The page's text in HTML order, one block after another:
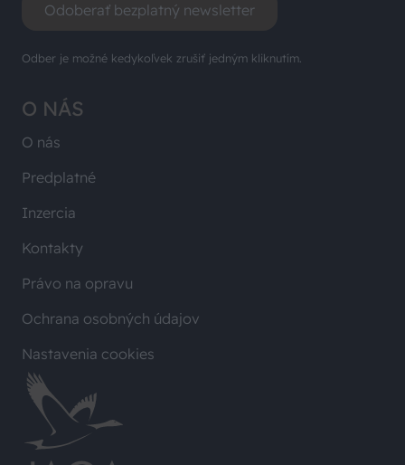
O NÁS
O nás
Predplatné
Inzercia
Kontakty
Právo na opravu
Ochrana osobných údajov
Nastavenia cookies
Odoberať bezplatný newsletter
Odber je možné kedykoľvek zrušiť jedným kliknutím.